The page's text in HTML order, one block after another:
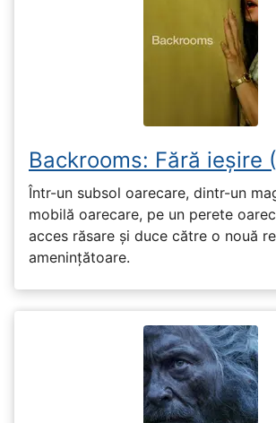
Backrooms: Fără ieșire
Într-un subsol oarecare, dintr-un
mobilă oarecare, pe un perete
acces răsare și duce către o nouă
amenințătoare.